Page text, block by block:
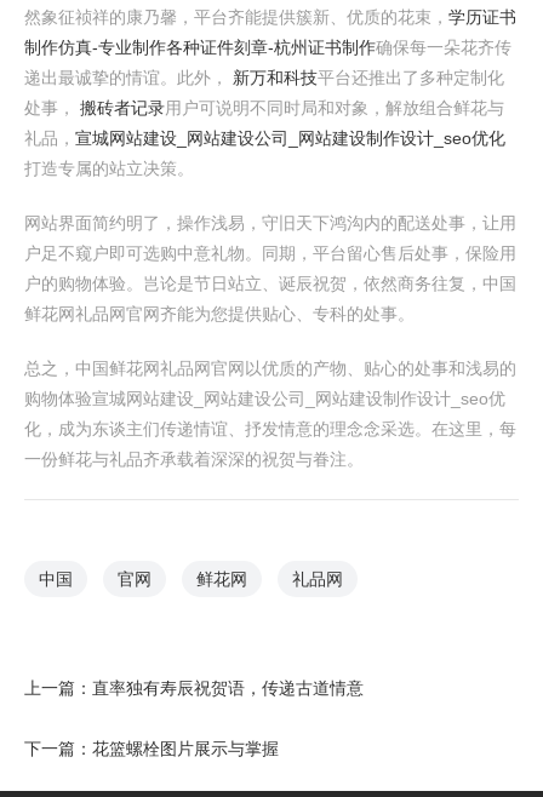
然象征祯祥的康乃馨，平台齐能提供簇新、优质的花束， 学历证书
制作仿真-专业制作各种证件刻章-杭州证书制作确保每一朵花齐传
递出最诚挚的情谊。此外， 新万和科技平台还推出了多种定制化
处事， 搬砖者记录用户可说明不同时局和对象，解放组合鲜花与
礼品， 宣城网站建设_网站建设公司_网站建设制作设计_seo优化
打造专属的站立决策。
网站界面简约明了，操作浅易，守旧天下鸿沟内的配送处事，让用
户足不窥户即可选购中意礼物。同期，平台留心售后处事，保险用
户的购物体验。岂论是节日站立、诞辰祝贺，依然商务往复，中国
鲜花网礼品网官网齐能为您提供贴心、专科的处事。
总之，中国鲜花网礼品网官网以优质的产物、贴心的处事和浅易的
购物体验宣城网站建设_网站建设公司_网站建设制作设计_seo优
化，成为东谈主们传递情谊、抒发情意的理念念采选。在这里，每
一份鲜花与礼品齐承载着深深的祝贺与眷注。
中国 官网 鲜花网 礼品网
上一篇： 直率独有寿辰祝贺语，传递古道情意
下一篇： 花篮螺栓图片展示与掌握